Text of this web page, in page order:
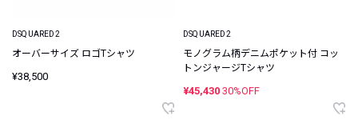
DSQUARED2
オーバーサイズ ロゴTシャツ
¥38,500
DSQUARED2
モノグラム柄デニムポケット付 コッ
トンジャージTシャツ
¥45,430 30%OFF